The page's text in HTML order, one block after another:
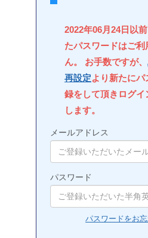
2022年06月24日以
たパスワードはご利
ん。 お手数ですが、
再設定より新たに
録をして頂きログイ
します。
メールアドレス
パスワード
パスワードをお